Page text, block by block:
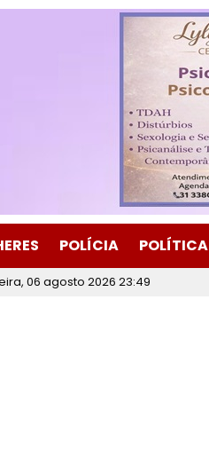
POLÍCIA POLÍTICA
06 agosto 2026 23:49